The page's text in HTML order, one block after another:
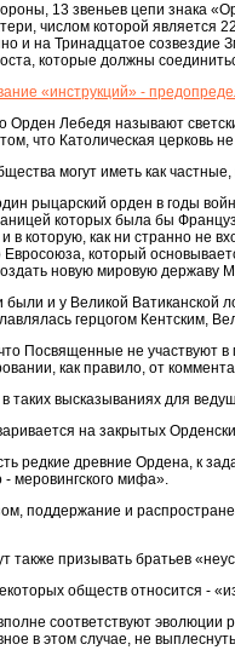
13 звеньев цепи знака
числом которой является
и на Тринадцатое созвездие
которые должны
«инструкций» -
Орден Лебедя называют
что Католическая церковь
могут иметь как
рыцарский орден в годы
которых была бы
в которую, как ни странно не
Евросоюза, который
новую мировую державу
были и у Великой Ватиканской
герцогом Кентским,
Посвященные не участвуют в
как правило, от
таких высказываниях для
на закрытых
редкие древние Ордена, к
- меровингского мифа».
поддержание и
также призывать братьев
обществ относится -
соответствуют эволюции
в этом случае, не